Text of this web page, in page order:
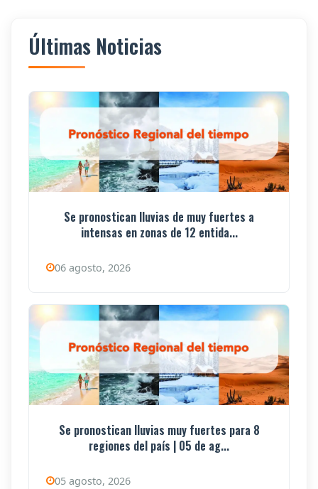
Últimas Noticias
Se pronostican lluvias de muy fuertes a
intensas en zonas de 12 entida...
06 agosto, 2026
Se pronostican lluvias muy fuertes para 8
regiones del país | 05 de ag...
05 agosto, 2026